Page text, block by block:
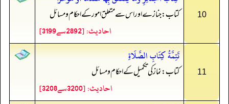
10 کتاب: جنازے اور اس سے متعلق امور کے احکام و مسائل
احادیث: [2892سے3199]
11
تَتِمَّةُ كِتَابِ الصَّلَاةِ
کتاب: نماز کی تکمیل کے احکام و مسائل
احادیث: [3200سے3208]